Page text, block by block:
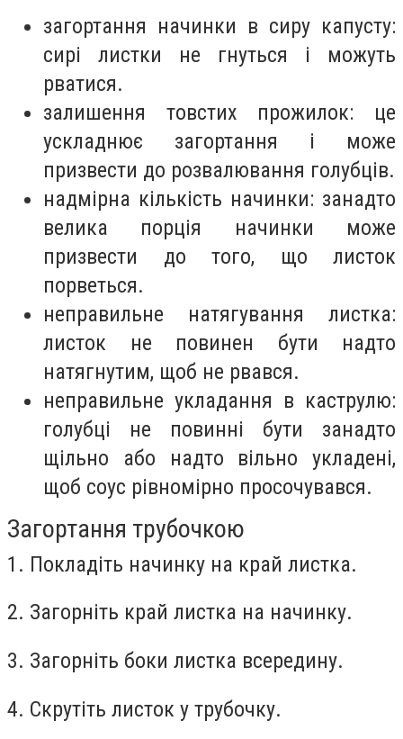
загортання начинки в сиру капусту:
сирі листки не гнуться і можуть
рватися.
залишення товстих прожилок: це
ускладнює загортання і може
призвести до розвалювання голубців.
надмірна кількість начинки: занадто
велика порція начинки може
призвести до того, що листок
порветься.
неправильне натягування листка:
листок не повинен бути надто
натягнутим, щоб не рвався.
неправильне укладання в каструлю:
голубці не повинні бути занадто
щільно або надто вільно укладені,
щоб соус рівномірно просочувався.
Загортання трубочкою
1. Покладіть начинку на край листка.
2. Загорніть край листка на начинку.
3. Загорніть боки листка всередину.
4. Скрутіть листок у трубочку.